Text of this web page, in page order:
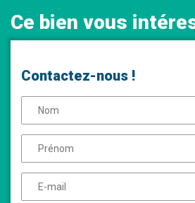
Ce bien vous
Contactez-nous !